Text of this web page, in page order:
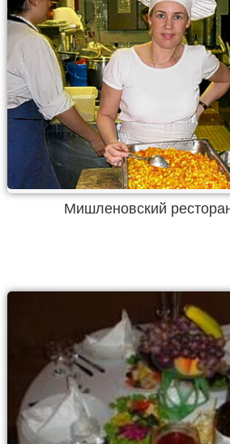
Мишленовский